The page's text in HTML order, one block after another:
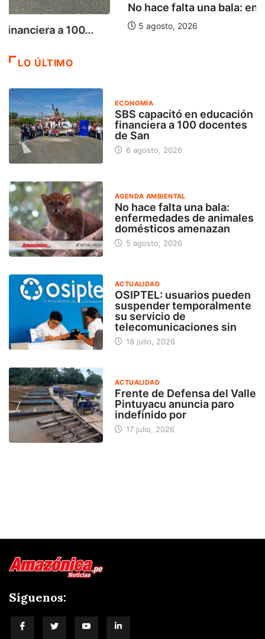
No hace falta una bala: enfermedades de...
5 agosto, 2026
LO ÚLTIMO
ECONOMÍA
SBS capacitó en educación
financiera a 100 docentes
de San
6 agosto, 2026
AGENDA AMBIENTAL
No hace falta una bala:
enfermedades de animales
domésticos amenazan
5 agosto, 2026
ACTUALIDAD
OSIPTEL: usuarios pueden
suspender temporalmente
su servicio de
telecomunicaciones sin
18 julio, 2026
ACTUALIDAD
Frente de Defensa del Valle
Pintuyacu anuncia paro
indefinido por
17 julio, 2026
Síguenos: